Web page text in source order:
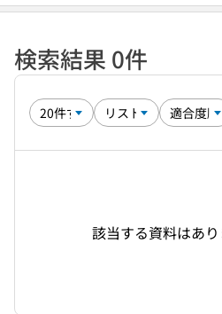
検索結果 0件
該当する資料はあ